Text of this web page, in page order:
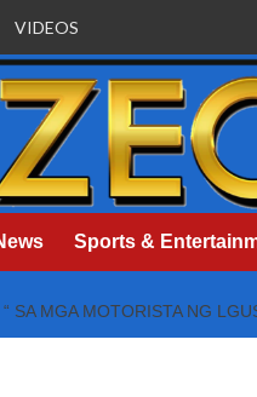
VIDEOS
Sports &
SA MGA MOTORISTA NG